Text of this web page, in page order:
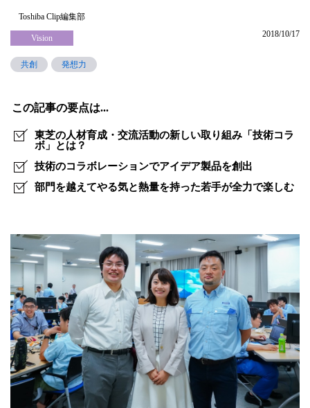
デ
ア
創
で
つ
な
が
る
手
パ
ッ
シ
ョ
ン
が
生
2018/10/17
Toshiba Clip編集部
Vision
共創 発想力
この記事の要点は...
東芝の人材育成・交流活動の新しい取り組み「技術コラ
ボ」とは？
技術のコラボレーションでアイデア製品を創出
部門を越えてやる気と熱量を持った若手が全力で楽しむ